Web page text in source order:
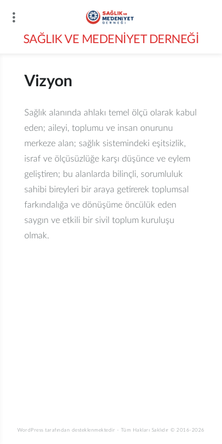
SAĞLIK VE MEDENİYET DERNEĞİ
Vizyon
Sağlık alanında ahlakı temel ölçü olarak kabul
eden; aileyi, toplumu ve insan onurunu
merkeze alan; sağlık sistemindeki eşitsizlik,
israf ve ölçüsüzlüğe karşı düşünce ve eylem
geliştiren; bu alanlarda bilinçli, sorumluluk
sahibi bireyleri bir araya getirerek toplumsal
farkındalığa ve dönüşüme öncülük eden
saygın ve etkili bir sivil toplum kuruluşu
olmak.
WordPress tarafından desteklenmektedir - Tüm Hakları Saklıdır © 2016-2026